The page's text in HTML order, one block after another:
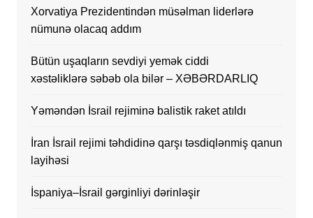
Xorvatiya Prezidentindən müsəlman liderlərə
nümunə olacaq addım
Bütün uşaqların sevdiyi yemək ciddi
xəstəliklərə səbəb ola bilər – XƏBƏRDARLIQ
Yəməndən İsrail rejiminə balistik raket atıldı
İran İsrail rejimi təhdidinə qarşı təsdiqlənmiş qanun
layihəsi
İspaniya–İsrail gərginliyi dərinləşir